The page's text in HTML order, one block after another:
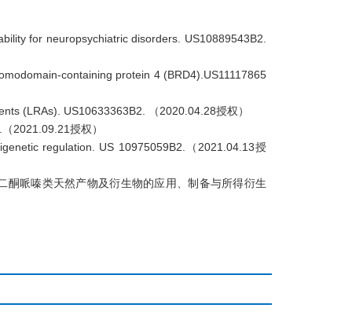
for neuropsychiatric disorders. US10889543B2
containing protein 4 (BRD4). US11117865
(LRAs). US10633363B2. （ 2020.04.28授权）
（ 2021.09.21 授权）
regulation. US 10975059B2. （ 2021.04.13授
酮哌嗪类天然产物及衍生物的应用、制备与所得衍生